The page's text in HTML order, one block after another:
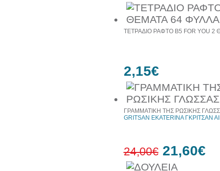
ΤΕΤΡΑΔΙΟ ΡΑΦΤΟ Β5 FOR YOU
2,15€
ΓΡΑΜΜΑΤΙΚΗ ΤΗΣ ΡΩΣΙΚΗΣ
GRITSAN EKATERINA ΓΚΡΙΤΣΑΝ
24,00€ 21,60€